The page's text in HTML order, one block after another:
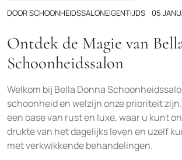
DOORSCHOONHEIDSSALONEIGENTIJDS 05
Ontdek de Magie van
Schoonheidssalon
Welkom bij Bella Donna
schoonheid en welzijn onze prioriteit
een oase van rust en luxe, waar u kunt
drukte van het dagelijks leven en uzelf
met verkwikkende behandelingen.